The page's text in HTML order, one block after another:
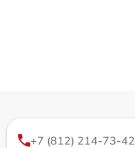
+7 (812) 214-73-42